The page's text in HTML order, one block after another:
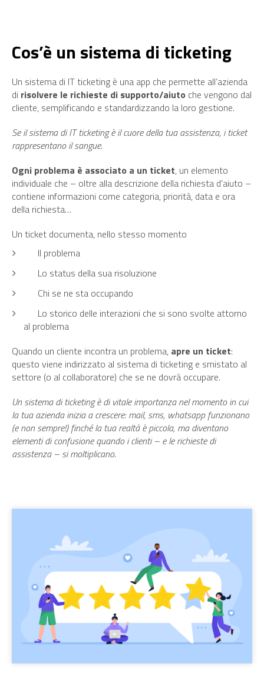
Cos’è un sistema di ticketing
Un sistema di IT ticketing è una app che permette all’azienda
di risolvere le richieste di supporto/aiuto che vengono dal
cliente, semplificando e standardizzando la loro gestione.
Se il sistema di IT ticketing è il cuore della tua assistenza, i ticket
rappresentano il sangue.
Ogni problema è associato a un ticket, un elemento
individuale che – oltre alla descrizione della richiesta d’aiuto –
contiene informazioni come categoria, priorità, data e ora
della richiesta…
Un ticket documenta, nello stesso momento
Il problema
Lo status della sua risoluzione
Chi se ne sta occupando
Lo storico delle interazioni che si sono svolte attorno
al problema
Quando un cliente incontra un problema, apre un ticket:
questo viene indirizzato al sistema di ticketing e smistato al
settore (o al collaboratore) che se ne dovrà occupare.
Un sistema di ticketing è di vitale importanza nel momento in cui
la tua azienda inizia a crescere: mail, sms, whatsapp funzionano
(e non sempre!) finché la tua realtà è piccola, ma diventano
elementi di confusione quando i clienti – e le richieste di
assistenza – si moltiplicano.